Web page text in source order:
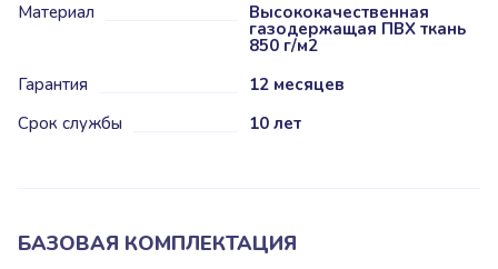
Материал
Высококачественная
газодержащая ПВХ ткань
850 г/м2
Гарантия
12 месяцев
Срок службы
10 лет
БАЗОВАЯ КОМПЛЕКТАЦИЯ